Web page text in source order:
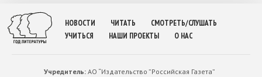
НОВОСТИ ЧИТАТЬ
СМОТРЕТЬ/СЛУШАТЬ
УЧИТЬСЯ
НАШИ ПРОЕКТЫ О НАС
Учредитель:АО “Издательство ”Российская Газета”